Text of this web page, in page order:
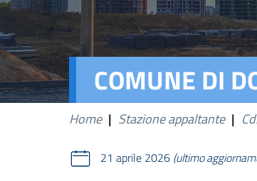
COMUNE DI
Home | Stazione appaltante |
21 aprile 2026 (ultimo